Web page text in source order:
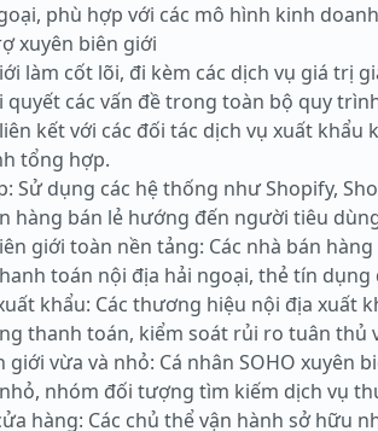
phù hợp với các mô hình kinh
xuyên biên giới
làm cốt lõi, đi kèm các dịch vụ giá trị
quyết các vấn đề trong toàn bộ quy
kết với các đối tác dịch vụ xuất khẩu
tổng hợp.
dụng các hệ thống như Shopify,
hàng bán lẻ hướng đến người tiêu
giới toàn nền tảng: Các nhà bán
toán nội địa hải ngoại, thẻ tín dụng
khẩu: Các thương hiệu nội địa xuất
thanh toán, kiểm soát rủi ro tuân thủ
vừa và nhỏ: Cá nhân SOHO xuyên
nhóm đối tượng tìm kiếm dịch vụ
hàng: Các chủ thể vận hành sở hữu